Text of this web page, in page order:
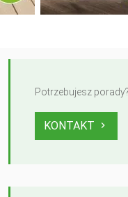
Potrzebujesz
KONTAKT